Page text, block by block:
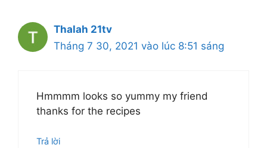
Thalah 21tv
Tháng 7 30, 2021 vào lúc 8:51 sáng
Hmmmm looks so yummy my friend
thanks for the recipes
Trả lời